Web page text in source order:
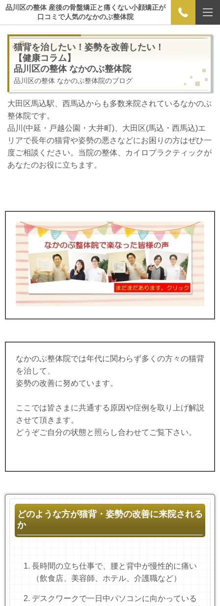
品川区の整体 産後の骨盤矯正と痛くない小顔矯正が
口コミで人気のなかのぶ整体院
猫背を治したい！姿勢を改善したい！
【健康コラム】
品川区の整体 なかのぶ整体院
品川区の整体 なかのぶ整体院のブログ
大田区馬込駅、西馬込からも多数来院されているなかのぶ
整体院です。
品川(中延・戸越公園・大井町)、大田区(馬込・西馬込)エ
リアで長年の猫背や姿勢の悪さなどにお困りの方はぜひ一
度ご相談ください。当院の整体、カイロプラクティックが
あなたのお役に立ちます。
なかのぶ整体院では年代に関わらず多くの方々の猫背
を治して、
姿勢の改善に努めています。
ここでは皆さまに共通する原因や症例を取り上げ解説
させて頂きます。
どうぞご自分の状態と照らし合わせてご覧下さい。
どのような方が猫背・姿勢の改善に来院される
か
長時間の立ち仕事で、腰と背中が慢性的に痛い
（飲食店、美容師、ホテル、介護職など）
デスクワークで一日中パソコンに向かっている